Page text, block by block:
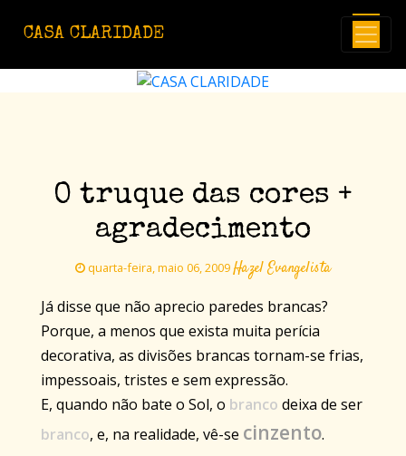
CASA CLARIDADE
O truque das cores +
agradecimento
quarta-feira, maio 06, 2009Hazel Evangelista
Já disse que não aprecio paredes brancas?
Porque, a menos que exista muita perícia
decorativa, as divisões brancas tornam-se frias,
impessoais, tristes e sem expressão.
E, quando não bate o Sol, o branco deixa de ser
branco, e, na realidade, vê-se cinzento.